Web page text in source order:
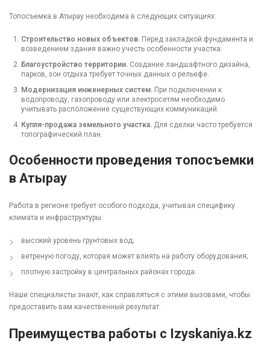
Топосъемка в Атырау необходима в следующих ситуациях:
Строительство новых объектов. Перед закладкой фундамента и
возведением здания важно учесть особенности участка.
Благоустройство территории. Создание ландшафтного дизайна,
парков, зон отдыха требует точных данных о рельефе.
Модернизация инженерных систем. При подключении к
водопроводу, газопроводу или электросетям необходимо
учитывать расположение существующих коммуникаций.
Купля-продажа земельного участка. Для сделки часто требуется
топографический план.
Особенности проведения топосъемки
в Атырау
Работа в регионе требует особого подхода, учитывая специфику
климата и инфраструктуры:
высокий уровень грунтовых вод;
ветреную погоду, которая может влиять на работу оборудования;
плотную застройку в центральных районах города.
Наши специалисты знают, как справляться с этими вызовами, чтобы
предоставить вам качественный результат.
Преимущества работы с Izyskaniya.kz